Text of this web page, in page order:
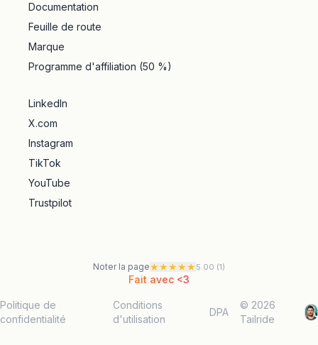
Documentation
Feuille de route
Marque
Programme d'affiliation (50 %)
LinkedIn
X.com
Instagram
TikTok
YouTube
Trustpilot
Noter la page★★★★★ 5.00 (1)
Fait avec <3
Politique de
confidentialité
Conditions
d'utilisation
DPA
© 2026
Tailride